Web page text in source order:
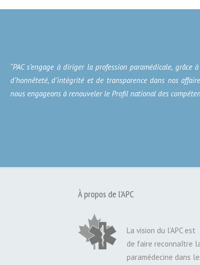
“PAC s’engage à diriger la profession paramédicale,
d’honnêteté, d’intégrité et de transparence dans nos
nous engageons à renouveler le Profil national des
À propos de l’APC
La vision du l’APC est
de faire reconnaître
paramédecine dans